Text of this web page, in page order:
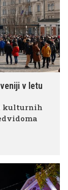
v letu
kulturnih